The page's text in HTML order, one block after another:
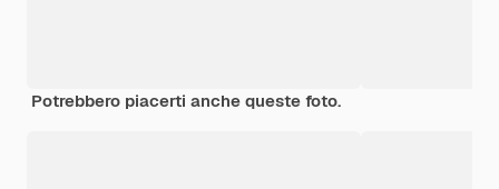
Potrebbero piacerti anche queste foto.